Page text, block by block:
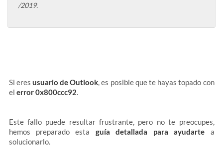
/2019.
Si eres usuario de Outlook, es posible que te hayas topado con
el error 0x800ccc92.
Este fallo puede resultar frustrante, pero no te preocupes,
hemos preparado esta guía detallada para ayudarte a
solucionarlo.